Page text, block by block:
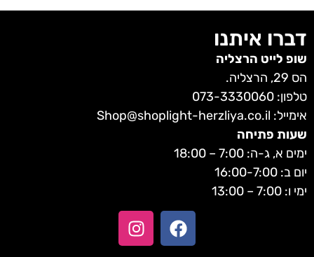
דברו איתנו
שופ לייט הרצליה
הס 29, הרצליה.
טלפון: 073-3330060
אימייל: Shop@shoplight-herzliya.co.il
שעות פתיחה
ימים א, ג-ה: 7:00 – 18:00
יום ב: 16:00-7:00
ימי ו: 7:00 – 13:00